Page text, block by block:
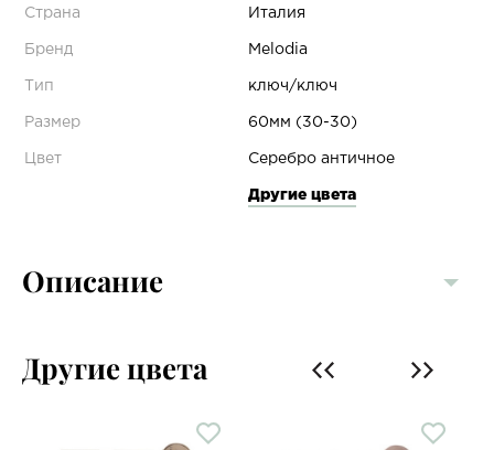
Страна Италия
Бренд Melodia
Тип ключ/ключ
Размер 60мм (30-30)
Цвет Серебро античное
Другие цвета
Описание
Другие цвета